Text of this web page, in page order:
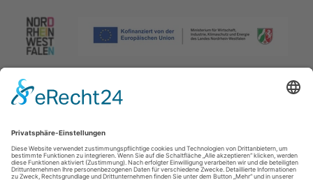
Impressum|Datenschutzerklärung|Barrierefreiheitserklärung|
Kontakt